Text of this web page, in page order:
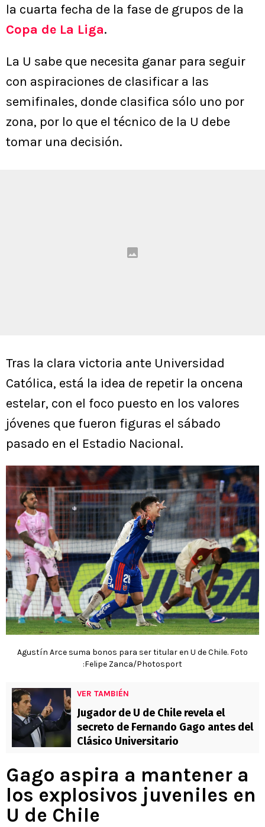
la cuarta fecha de la fase de grupos de la
Copa de La Liga.
La U sabe que necesita ganar para seguir
con aspiraciones de clasificar a las
semifinales, donde clasifica sólo uno por
zona, por lo que el técnico de la U debe
tomar una decisión.
Tras la clara victoria ante Universidad
Católica, está la idea de repetir la oncena
estelar, con el foco puesto en los valores
jóvenes que fueron figuras el sábado
pasado en el Estadio Nacional.
Agustín Arce suma bonos para ser titular en U de Chile. Foto
:Felipe Zanca/Photosport
VER TAMBIÉN
Jugador de U de Chile revela el
secreto de Fernando Gago antes del
Clásico Universitario
Gago aspira a mantener a
los explosivos juveniles en
U de Chile